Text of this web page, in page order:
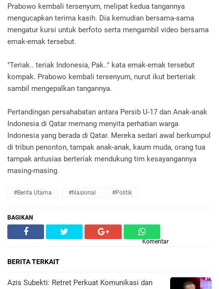
Prabowo kembali tersenyum, melipat kedua tangannya
mengucapkan terima kasih. Dia kemudian bersama-sama
mengatur kursi untuk berfoto serta mengambil video bersama
emak-emak tersebut.
"Teriak.. teriak Indonesia, Pak.." kata emak-emak tersebut
kompak. Prabowo kembali tersenyum, nurut ikut berteriak
sambil mengepalkan tangannya.
Pertandingan persahabatan antara Persib U-17 dan Anak-anak
Indonesia di Qatar memang menyita perhatian warga
Indonesia yang berada di Qatar. Mereka sedari awal berkumpul
di tribun penonton, tampak anak-anak, kaum muda, orang tua
tampak antusias berteriak mendukung tim kesayangannya
masing-masing.
#Berita Utama #Nasional #Politik
BAGIKAN
Komentar
BERITA TERKAIT
Azis Subekti: Retret Perkuat Komunikasi dan